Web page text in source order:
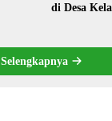
di Desa
Selengkapnya